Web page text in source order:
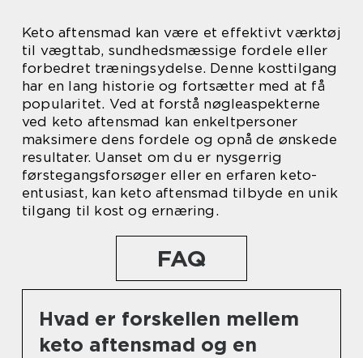
Keto aftensmad kan være et effektivt værktøj
til vægttab, sundhedsmæssige fordele eller
forbedret træningsydelse. Denne kosttilgang
har en lang historie og fortsætter med at få
popularitet. Ved at forstå nøgleaspekterne
ved keto aftensmad kan enkeltpersoner
maksimere dens fordele og opnå de ønskede
resultater. Uanset om du er nysgerrig
førstegangsforsøger eller en erfaren keto-
entusiast, kan keto aftensmad tilbyde en unik
tilgang til kost og ernæring.
FAQ
Hvad er forskellen mellem
keto aftensmad og en